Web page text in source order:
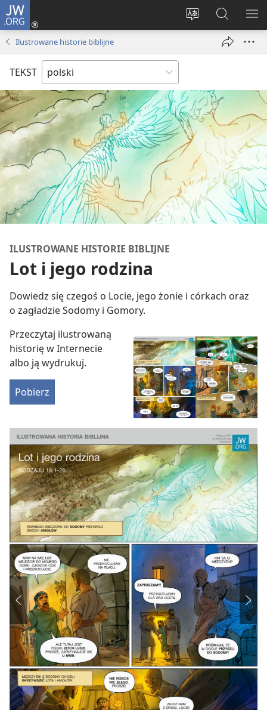
JW.ORG
Wybór
Logowanie
(opens
Szukaj
na
JW.ORG
Ilustrowane historie biblijne
TEKST
ILUSTROWANE HISTORIE BIBLIJNE
Lot i jego rodzina
Dowiedz się czegoś o Locie, jego żonie i córkach oraz
o zagładzie Sodomy i Gomory.
Przeczytaj ilustrowaną
historię w Internecie
albo ją wydrukuj.
Pobierz